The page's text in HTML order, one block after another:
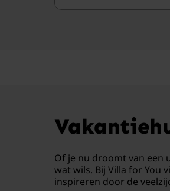
Of je nu droomt van een
wat wils. Bij Villa for You
inspireren door de